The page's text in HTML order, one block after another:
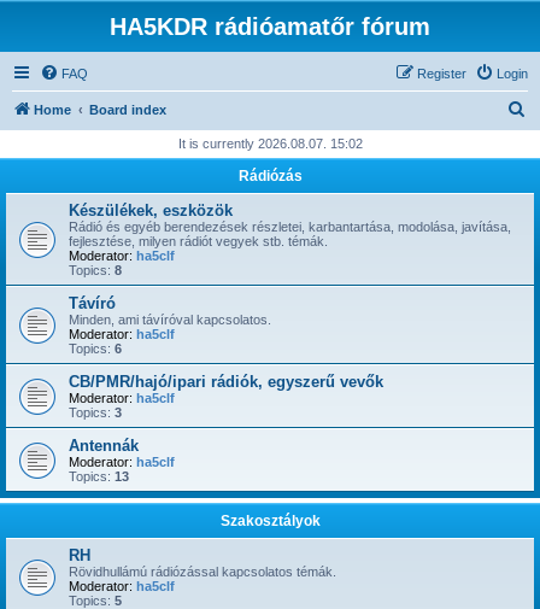
HA5KDR rádióamatőr fórum
FAQ Login
Register
Home Board index
r
It is currently 2026.08.07. 15:02
Rádiózás
Készülékek, eszközök
Rádió és egyéb berendezések részletei, karbantartása, modolása, javítása,
fejlesztése, milyen rádiót vegyek stb. témák.
Moderator: ha5clf
Topics: 8
Távíró
Minden, ami távíróval kapcsolatos.
Moderator: ha5clf
Topics: 6
CB/PMR/hajó/ipari rádiók, egyszerű vevők
Moderator: ha5clf
Topics: 3
Antennák
Moderator: ha5clf
Topics: 13
Szakosztályok
RH
Rövidhullámú rádiózással kapcsolatos témák.
Moderator: ha5clf
Topics: 5